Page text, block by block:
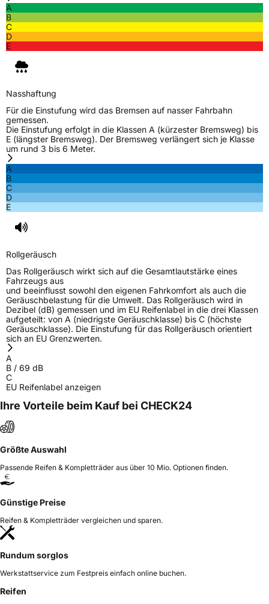
EisgripNein
EPREL ID417690
Allgemeine Produktsicherheit (GPSR)
Herstellerkontakt
A
B
C
D
E
Nasshaftung
Für die Einstufung wird das Bremsen auf nasser Fahrbahn
gemessen.
Die Einstufung erfolgt in die Klassen A (kürzester Bremsweg) bis
E (längster Bremsweg). Der Bremsweg verlängert sich je Klasse
um rund 3 bis 6 Meter.
A
B
C
D
E
Rollgeräusch
Das Rollgeräusch wirkt sich auf die Gesamtlautstärke eines
Fahrzeugs aus
und beeinflusst sowohl den eigenen Fahrkomfort als auch die
Geräuschbelastung für die Umwelt. Das Rollgeräusch wird in
Dezibel (dB) gemessen und im EU Reifenlabel in die drei Klassen
aufgeteilt: von A (niedrigste Geräuschklasse) bis C (höchste
Geräuschklasse). Die Einstufung für das Rollgeräusch orientiert
sich an EU Grenzwerten.
A
B / 69 dB
C
EU Reifenlabel anzeigen
Ihre Vorteile beim Kauf bei CHECK24
Größte Auswahl
Passende Reifen & Kompletträder aus über 10 Mio. Optionen finden.
Günstige Preise
Reifen & Kompletträder vergleichen und sparen.
Rundum sorglos
Werkstattservice zum Festpreis einfach online buchen.
Reifen